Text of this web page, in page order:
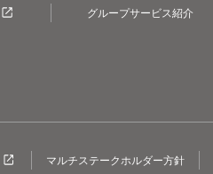
グループサービス紹介
マルチステークホルダー方針